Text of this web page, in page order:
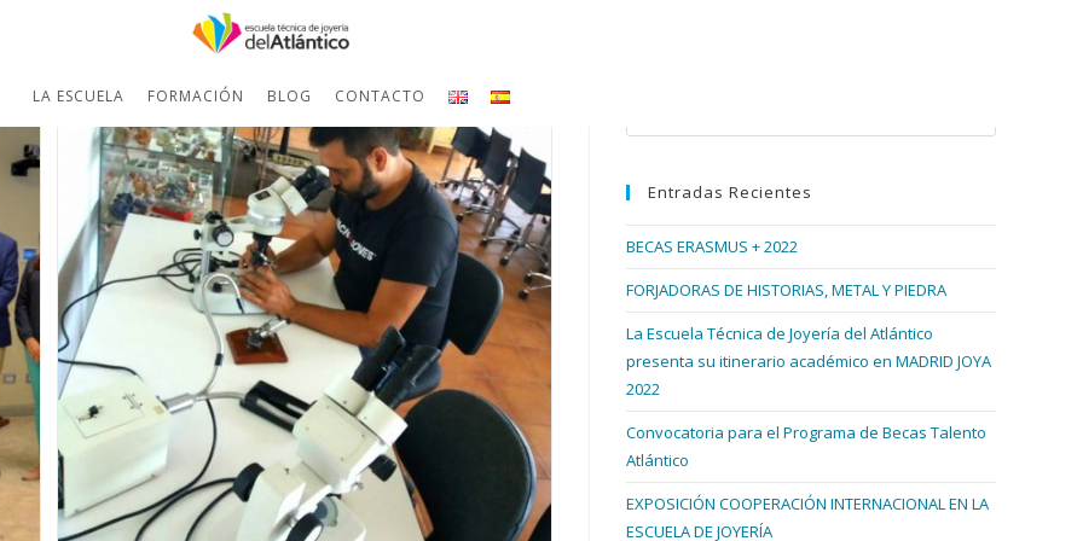
LA ESCUELA FORMACIÓN BLOG CONTACTO
Escape
Entradas Recientes
BECAS ERASMUS + 2022
FORJADORAS DE HISTORIAS, METAL Y PIEDRA
La Escuela Técnica de Joyería del Atlántico
presenta su itinerario académico en MADRID JOYA
2022
Convocatoria para el Programa de Becas Talento
Atlántico
EXPOSICIÓN COOPERACIÓN INTERNACIONAL EN LA
ESCUELA DE JOYERÍA